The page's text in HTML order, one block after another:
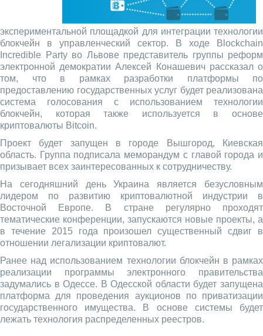
экспериментальной площадкой для интеграции технологии
блокчейн в управленческий сектор. В ходе Blockchain
Incredible Party во Львове представитель группы реформ
электронной демократии Алексей Конашевич рассказал о
том, что в рамках разработки платформы по
предоставлению государственных услуг будет реализована
система голосования с использованием технологии
блокчейн, которая также используется в основе
криптовалюты Bitcoin.
Проект будет запущен в городе Вышгород, Киевская
область. Группа подписала меморандум с главой города и
призывает всех заинтересованных к сотрудничеству.
На сегодняшний день Украина является безусловным
лидером по развитию криптовалютной индустрии в
Восточной Европе. В стране регулярно проходят
тематические конференции, запускаются новые проекты, а
в течение 2015 года произошел существенный сдвиг в
отношении легализации криптовалют.
Ранее над использованием технологии блокчейн в рамках
реализации программы электронного правительства
задумались в Одессе. В Одесской области будет запущена
платформа для проведения аукционов по приватизации
государственного имущества. В основе системы будет
лежать технология распределенных реестров.